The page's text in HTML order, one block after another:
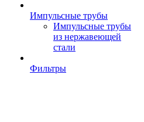
Импульсные трубы
Импульсные трубы
из нержавеющей
стали
Фильтры